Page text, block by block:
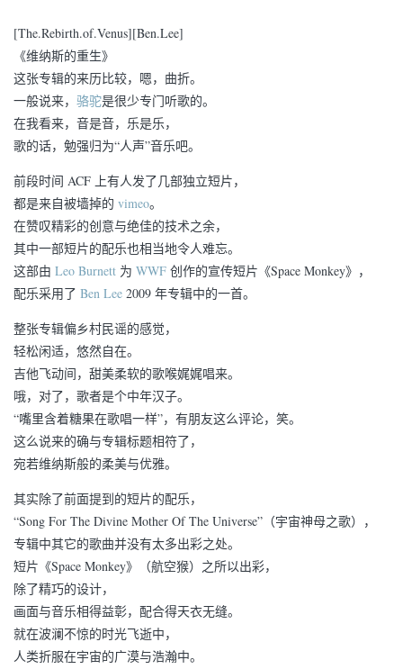
[The.Rebirth.of.Venus][Ben.Lee]
《维纳斯的重生》
这张专辑的来历比较，嗯，曲折。
一般说来， 骆驼是很少专门听歌的。
在我看来，音是音，乐是乐，
歌的话，勉强归为“人声”音乐吧。
前段时间 ACF 上有人发了几部独立短片，
都是来自被墙掉的 vimeo。
在赞叹精彩的创意与绝佳的技术之余，
其中一部短片的配乐也相当地令人难忘。
这部由 Leo Burnett 为 WWF 创作的宣传短片《Space Monkey》，
配乐采用了 Ben Lee 2009 年专辑中的一首。
整张专辑偏乡村民谣的感觉，
轻松闲适，悠然自在。
吉他飞动间，甜美柔软的歌喉娓娓唱来。
哦，对了，歌者是个中年汉子。
“嘴里含着糖果在歌唱一样”，有朋友这么评论，笑。
这么说来的确与专辑标题相符了，
宛若维纳斯般的柔美与优雅。
其实除了前面提到的短片的配乐，
“Song For The Divine Mother Of The Universe”（宇宙神母之歌），
专辑中其它的歌曲并没有太多出彩之处。
短片《Space Monkey》（航空猴）之所以出彩，
除了精巧的设计，
画面与音乐相得益彰，配合得天衣无缝。
就在波澜不惊的时光飞逝中，
人类折服在宇宙的广漠与浩瀚中。